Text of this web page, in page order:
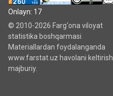
Onlayn: 17
© 2010-2026 Farg‘ona viloyat
statistika boshqarmasi
Materiallardan foydalanganda
www.farstat.uz havolani keltirish
majburiy.